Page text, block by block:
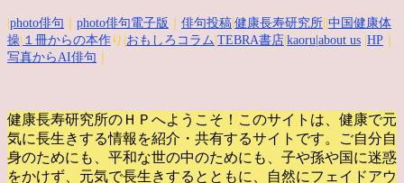
photo俳句 photo俳句電子版 俳句投稿 健康長寿研究所 中国健康体
操 １冊からの本作 り| おもしろコラム TEBRA書店 kaoru |about us HP
写真からAI俳句
健康長寿研究所のＨＰへようこそ！このサイトは、健康で元
気に長生きする情報を紹介・共有するサイトです。
ご自分自
身のためにも、平和な世の中のためにも、子や孫や国に迷惑
をかけず、元気で長生きするとともに、自然にフェイドアウ